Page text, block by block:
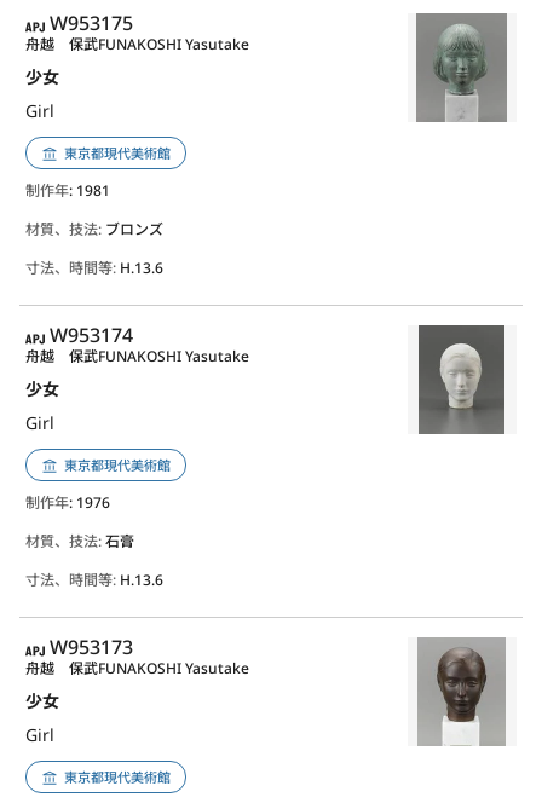
APJ
W953175
少女
Girl
舟越 保武FUNAKOSHI Yasutake
東京都現代美術館
制作年: 1981
材質、技法: ブロンズ
寸法、時間等: H.13.6
APJ
W953174
少女
Girl
舟越 保武FUNAKOSHI Yasutake
東京都現代美術館
制作年: 1976
材質、技法:石膏
寸法、時間等: H.13.6
APJ
W953173
少女
Girl
舟越 保武FUNAKOSHI Yasutake
東京都現代美術館